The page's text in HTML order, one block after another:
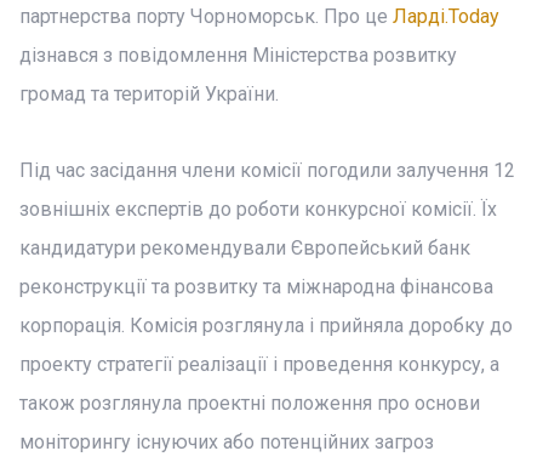
партнерства порту Чорноморськ. Про це Ларді.Today
дізнався з повідомлення Міністерства розвитку
громад та територій України.
Під час засідання члени комісії погодили залучення 12
зовнішніх експертів до роботи конкурсної комісії. Їх
кандидатури рекомендували Європейський банк
реконструкції та розвитку та міжнародна фінансова
корпорація. Комісія розглянула і прийняла доробку до
проекту стратегії реалізації і проведення конкурсу, а
також розглянула проектні положення про основи
моніторингу існуючих або потенційних загроз